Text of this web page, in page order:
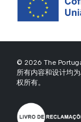
© 2026 The
所有内容和设计均
权所有。